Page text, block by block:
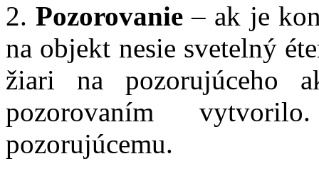
2.Pozorovanie – ak je
na objekt nesie svetelný
žiari na pozorujúceho
pozorovaním
pozorujúcemu.